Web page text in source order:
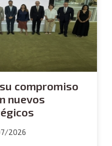
compromiso
nuevos
2026